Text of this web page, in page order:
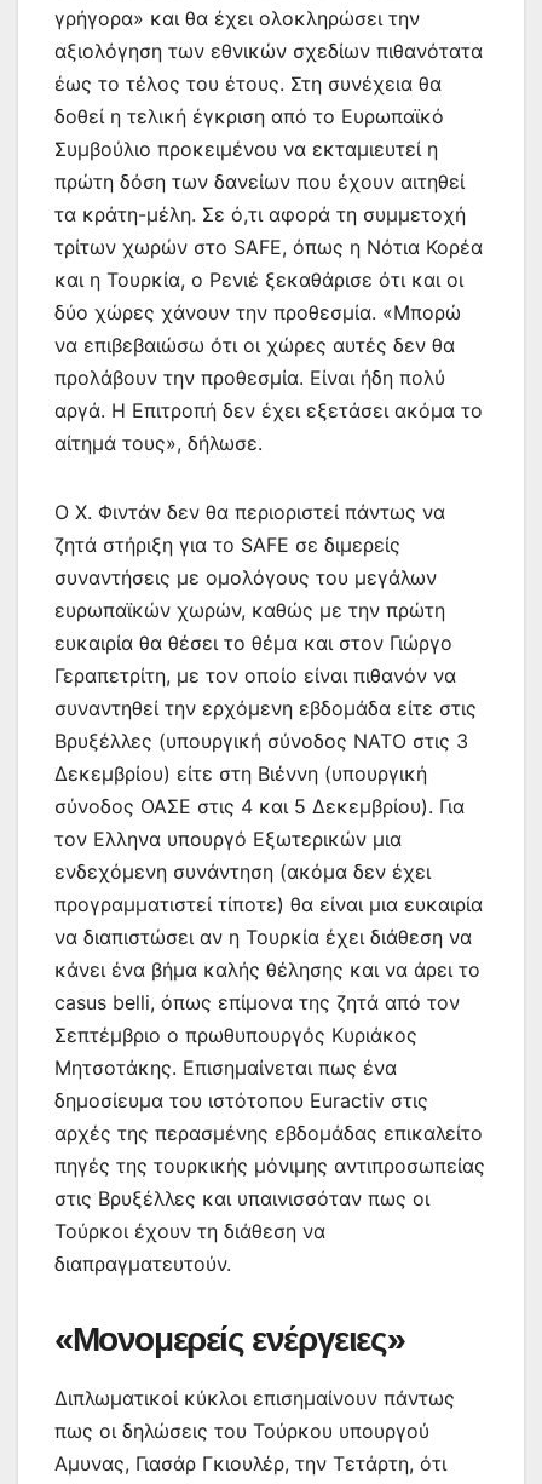
γρήγορα» και θα έχει ολοκληρώσει την
αξιολόγηση των εθνικών σχεδίων πιθανότατα
έως το τέλος του έτους. Στη συνέχεια θα
δοθεί η τελική έγκριση από το Ευρωπαϊκό
Συμβούλιο προκειμένου να εκταμιευτεί η
πρώτη δόση των δανείων που έχουν αιτηθεί
τα κράτη-μέλη. Σε ό,τι αφορά τη συμμετοχή
τρίτων χωρών στο SAFE, όπως η Νότια Κορέα
και η Τουρκία, ο Ρενιέ ξεκαθάρισε ότι και οι
δύο χώρες χάνουν την προθεσμία. «Μπορώ
να επιβεβαιώσω ότι οι χώρες αυτές δεν θα
προλάβουν την προθεσμία. Είναι ήδη πολύ
αργά. Η Επιτροπή δεν έχει εξετάσει ακόμα το
αίτημά τους», δήλωσε.
Ο Χ. Φιντάν δεν θα περιοριστεί πάντως να
ζητά στήριξη για το SAFE σε διμερείς
συναντήσεις με ομολόγους του μεγάλων
ευρωπαϊκών χωρών, καθώς με την πρώτη
ευκαιρία θα θέσει το θέμα και στον Γιώργο
Γεραπετρίτη, με τον οποίο είναι πιθανόν να
συναντηθεί την ερχόμενη εβδομάδα είτε στις
Βρυξέλλες (υπουργική σύνοδος ΝΑΤΟ στις 3
Δεκεμβρίου) είτε στη Βιέννη (υπουργική
σύνοδος ΟΑΣΕ στις 4 και 5 Δεκεμβρίου). Για
τον Ελληνα υπουργό Εξωτερικών μια
ενδεχόμενη συνάντηση (ακόμα δεν έχει
προγραμματιστεί τίποτε) θα είναι μια ευκαιρία
να διαπιστώσει αν η Τουρκία έχει διάθεση να
κάνει ένα βήμα καλής θέλησης και να άρει το
casus belli, όπως επίμονα της ζητά από τον
Σεπτέμβριο ο πρωθυπουργός Κυριάκος
Μητσοτάκης. Επισημαίνεται πως ένα
δημοσίευμα του ιστότοπου Euractiv στις
αρχές της περασμένης εβδομάδας επικαλείτο
πηγές της τουρκικής μόνιμης αντιπροσωπείας
στις Βρυξέλλες και υπαινισσόταν πως οι
Τούρκοι έχουν τη διάθεση να
διαπραγματευτούν.
«Μονομερείς ενέργειες»
Διπλωματικοί κύκλοι επισημαίνουν πάντως
πως οι δηλώσεις του Τούρκου υπουργού
Αμυνας, Γιασάρ Γκιουλέρ, την Τετάρτη, ότι